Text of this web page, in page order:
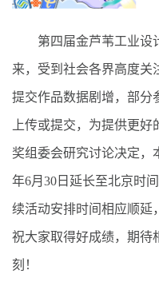
第四届金芦苇工业设计
来，受到社会各界高度关
提交作品数据剧增，部分
上传或提交，为提供更
奖组委会研究讨论决定，
年6月30日延长至北京时
续活动安排时间相应顺延
祝大家取得好成绩，期待
刻！